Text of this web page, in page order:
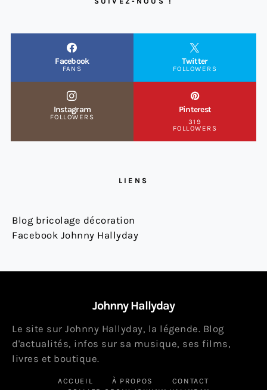
Facebook
FANS
Twitter
FOLLOWERS
Instagram
FOLLOWERS
Pinterest
319
FOLLOWERS
LIENS
Blog bricolage décoration
Facebook Johnny Hallyday
Johnny Hallyday
ACCUEIL À PROPOS
CONTACT
Le site sur Johnny Hallyday, la légende. Blog
d'actualités, infos sur sa musique, ses films,
livres et boutique.